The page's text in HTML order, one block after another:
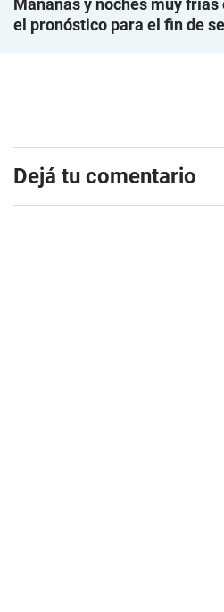
Mañanas y noches muy frías
el pronóstico para el fin de
Dejá tu comentario